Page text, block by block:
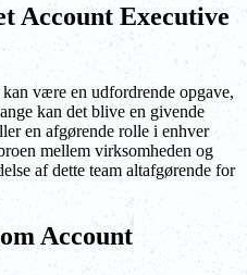
Account Executive
være en udfordrende opgave,
kan det blive en givende
en afgørende rolle i enhver
mellem virksomheden og
af dette team altafgørende for
Account